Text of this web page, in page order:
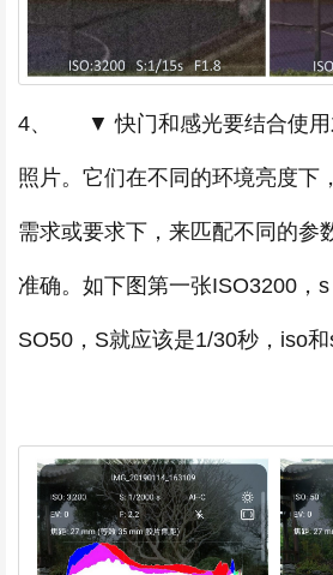
4、 ▼ 快门和感光要结合使用
照片。它们在不同的环境亮度下
需求或要求下，来匹配不同的参
准确。如下图第一张ISO3200，
SO50，S就应该是1/30秒，iso和